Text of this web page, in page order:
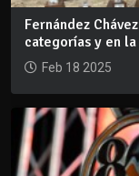
Fernández
categorías y en
Feb 18 2025